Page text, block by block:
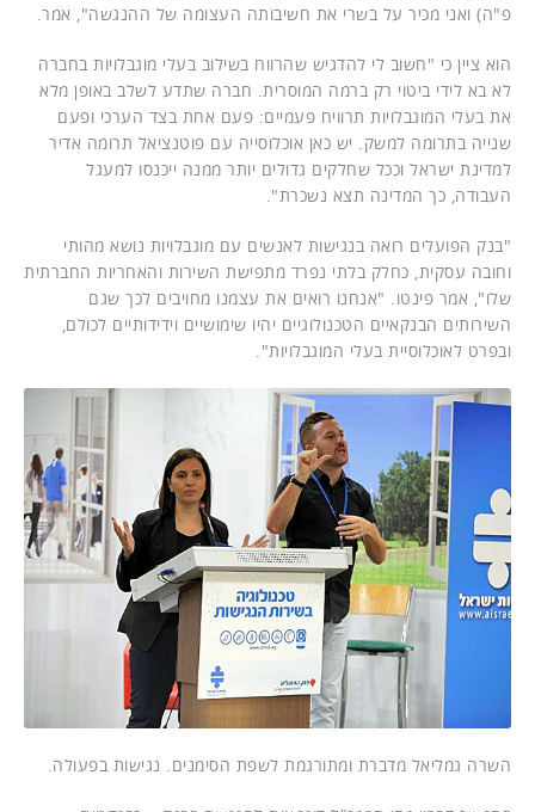
פ"ה) ואני מכיר על בשרי את חשיבותה העצומה של ההנגשה", אמר.
הוא ציין כי "חשוב לי להדגיש שהרווח בשילוב בעלי מוגבלויות בחברה
לא בא לידי ביטוי רק ברמה המוסרית. חברה שתדע לשלב באופן מלא
את בעלי המוגבלויות תרוויח פעמיים: פעם אחת בצד הערכי ופעם
שנייה בתרומה למשק. יש כאן אוכלוסייה עם פוטנציאל תרומה אדיר
למדינת ישראל וככל שחלקים גדולים יותר ממנה ייכנסו למעגל
העבודה, כך המדינה תצא נשכרת".
"בנק הפועלים רואה בנגישות לאנשים עם מוגבלויות נושא מהותי
וחובה עסקית, כחלק בלתי נפרד מתפישת השירות והאחריות החברתית
שלו", אמר פינטו. "אנחנו רואים את עצמנו מחויבים לכך שגם
השירותים הבנקאיים הטכנולוגיים יהיו שימושיים וידידותיים לכולם,
ובפרט לאוכלוסיית בעלי המוגבלויות".
השרה גמליאל מדברת ומתורגמת לשפת הסימנים. נגישות בפעולה.